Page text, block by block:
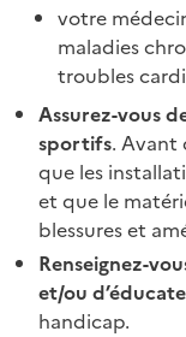
votre
maladies
troubles
Assurez-vous
sportifs. Avant
que les
et que le
blessures et
Renseignez-
et/ou
handicap.